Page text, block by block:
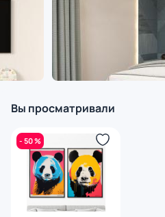
Вы просматривали
- 50 %